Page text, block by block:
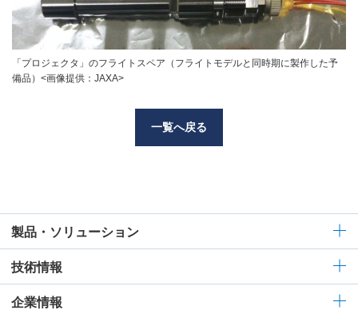
「プロジェクタ」のフライトスペア（フライトモデルと同時期に製作した予
備品）<画像提供：JAXA>
一覧へ戻る
製品・ソリューション
技術情報
企業情報